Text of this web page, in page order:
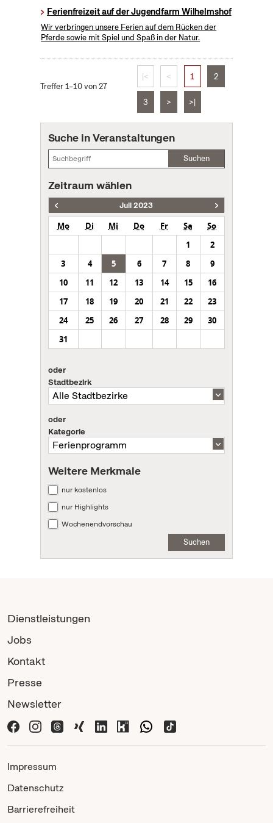
Ferienfreizeit auf der Jugendfarm Wilhelmshof
Wir verbringen unsere Ferien auf dem Rücken der
Pferde sowie mit Spiel und Spaß in der Natur.
Treffer 1–10 von 27
|< < 1 2
3 > >|
Suche in Veranstaltungen
Suchen
Zeitraum wählen
Juli 2023
Mo Di Mi Do Fr Sa
So
1
2
3
4 5 6 7 8
9
10
11 12 13 14 15
16
17
18 19 20 21 22
23
24
25 26 27 28 29
30
31
oder
Stadtbezirk
oder
Kategorie
Weitere Merkmale
nur kostenlos
nur Highlights
Wochenendvorschau
Suchen
Dienstleistungen
Jobs
Kontakt
Presse
Newsletter
Impressum
Datenschutz
Barrierefreiheit